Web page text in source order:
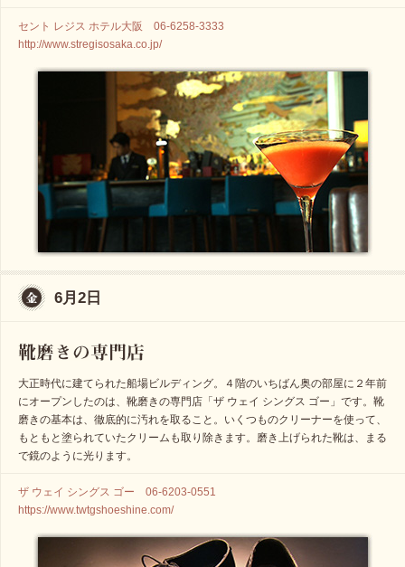
セント レジス ホテル大阪 06-6258-3333
http://www.stregisosaka.co.jp/
6月2日
大正時代に建てられた船場ビルディング。４階のいちばん奥の部屋に２年前
にオープンしたのは、靴磨きの専門店「ザ ウェイ シングス ゴー」です。靴
磨きの基本は、徹底的に汚れを取ること。いくつものクリーナーを使って、
もともと塗られていたクリームも取り除きます。磨き上げられた靴は、まる
で鏡のように光ります。
ザ ウェイ シングス ゴー 06-6203-0551
https://www.twtgshoeshine.com/